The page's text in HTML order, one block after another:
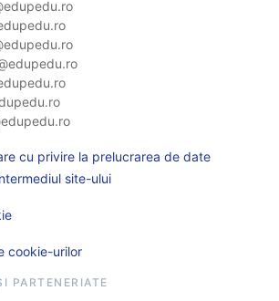
cu privire la prelucrarea de date
site-ului
cookie-urilor
PARTENERIATE